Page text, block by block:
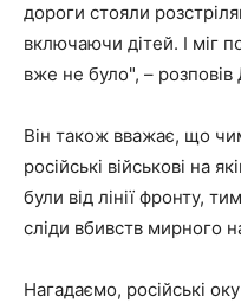
дороги стояли
включаючи дітей. І міг
вже не було", –
Він також вважає, що
російські військові на
були від лінії фронту,
сліди вбивств мирного
Нагадаємо, російські